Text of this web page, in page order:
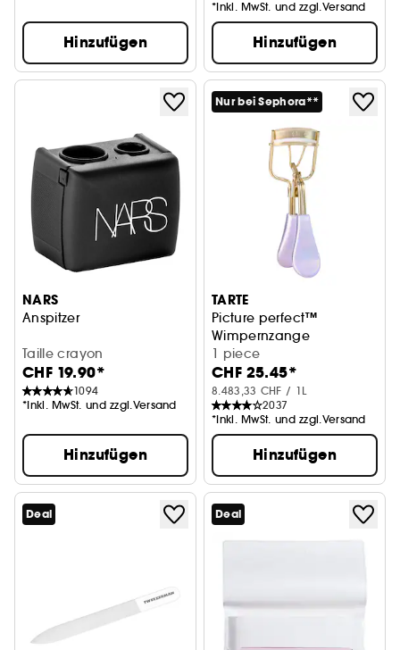
Hinzufügen
*Inkl. MwSt. und zzgl.Versand
Hinzufügen
NARS
Anspitzer
Taille crayon
CHF 19.90*
1094
*Inkl. MwSt. und zzgl.Versand
Hinzufügen
Nur bei Sephora**
TARTE
Picture perfect™
Wimpernzange
1 piece
CHF 25.45*
8.483,33 CHF / 1L
2037
*Inkl. MwSt. und zzgl.Versand
Hinzufügen
Deal Deal